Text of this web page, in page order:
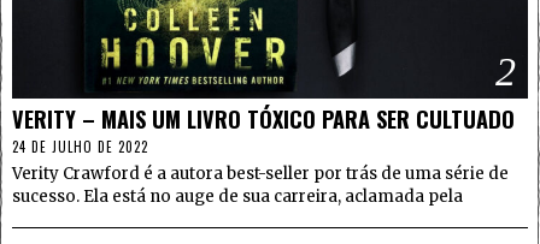
2
VERITY – MAIS UM LIVRO TÓXICO PARA SER CULTUADO
24 DE JULHO DE 2022
Verity Crawford é a autora best-seller por trás de uma série de
sucesso. Ela está no auge de sua carreira, aclamada pela